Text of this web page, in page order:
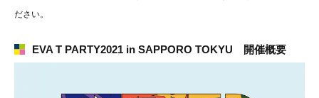
ださい。
EVA T PARTY2021 in SAPPORO TOKYU 開催概要